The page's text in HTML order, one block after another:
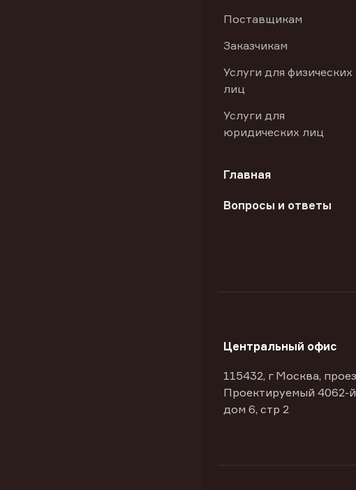
Поставщикам
Заказчикам
Услуги для физических
лиц
Услуги для
юридических лиц
Главная
Вопросы и ответы
Центральный офис
115432, г Москва,
Проектируемый 4062-
дом 6, стр 2